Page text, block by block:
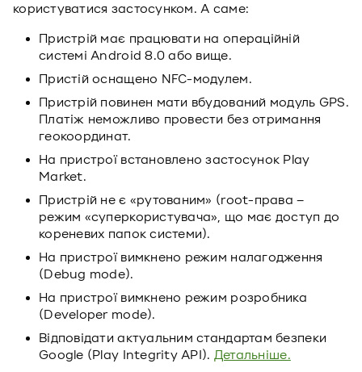
користуватися застосунком. А саме:
Пристрій має працювати на операційній
системі Android 8.0 або вище.
Пристій оснащено NFC-модулем.
Пристрій повинен мати вбудований модуль GPS.
Платіж неможливо провести без отримання
геокоординат.
На пристрої встановлено застосунок Play
Market.
Пристрій не є «рутованим» (root-права –
режим «суперкористувача», що має доступ до
кореневих папок системи).
На пристрої вимкнено режим налагодження
(Debug mode).
На пристрої вимкнено режим розробника
(Developer mode).
Відповідати актуальним стандартам безпеки
Google (Play Integrity API). Детальніше.